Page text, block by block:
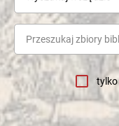
tylko